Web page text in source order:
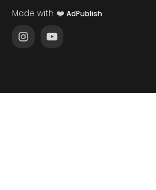
Made with ❤️ AdPublish